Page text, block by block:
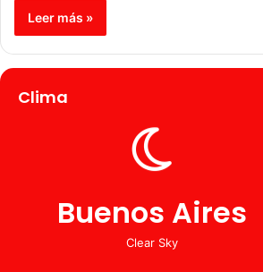
Leer más »
Clima
Buenos Aires
Clear Sky